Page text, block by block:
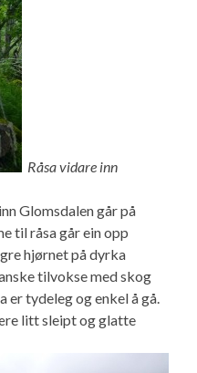
Råsa vidare inn
Glomsdalen går på
til råsa går ein opp
hjørnet på dyrka
tilvokse med skog
er tydeleg og enkel å gå.
litt sleipt og glatte